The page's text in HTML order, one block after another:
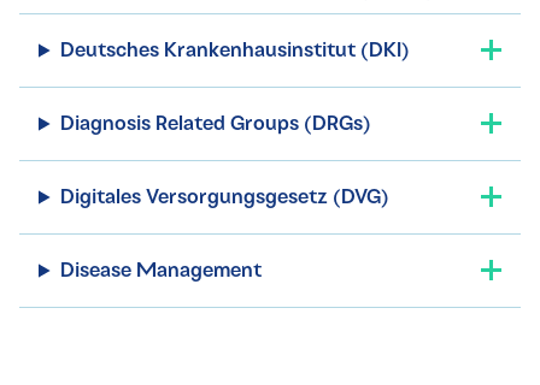
Deutsches Krankenhausinstitut (DKI)
Diagnosis Related Groups (DRGs)
Digitales Versorgungsgesetz (DVG)
Disease Management